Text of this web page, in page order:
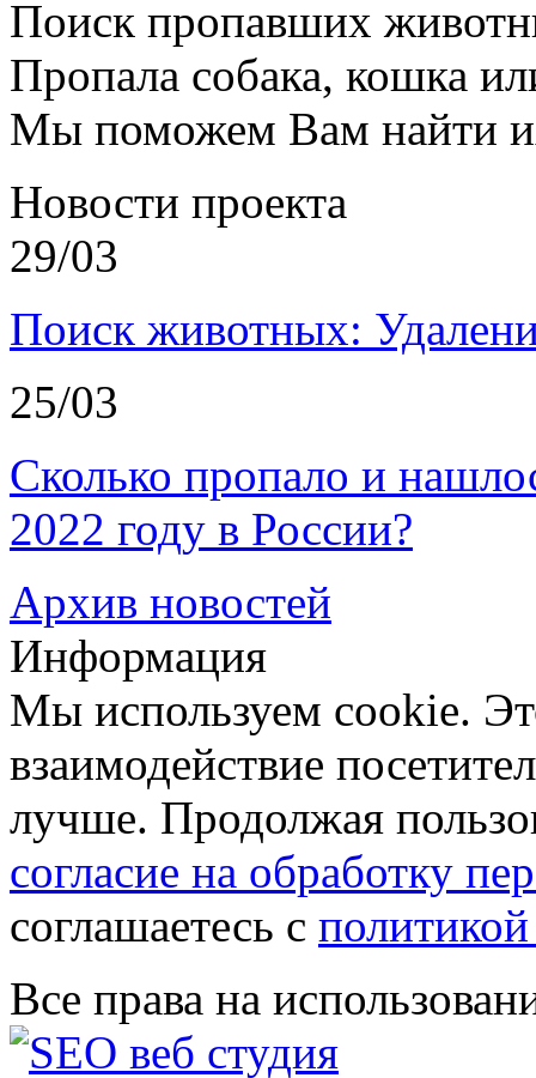
Поиск пропавших
Пропала собака, кошка
Мы поможем Вам найти
Новости проекта
29/03
Поиск животных:
25/03
Сколько пропало и
2022 году в России?
Архив новостей
Информация
Мы используем cookie.
взаимодействие
лучше. Продолжая
согласие на обработку
соглашаетесь с
Все права на